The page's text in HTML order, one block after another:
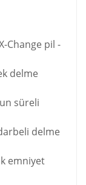
Change pil -
delme
süreli
delme
emniyet